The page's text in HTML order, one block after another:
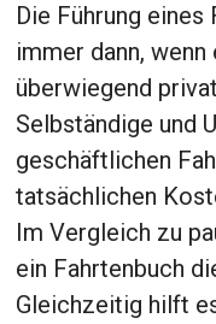
Die Führung
immer dann,
überwiegend
Selbständige und
geschäftlichen
tatsächlichen
Im Vergleich zu
ein Fahrtenbuch
Gleichzeitig hilft